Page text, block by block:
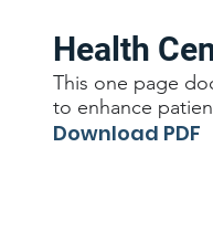
Health
This one page
to enhance
Download PDF